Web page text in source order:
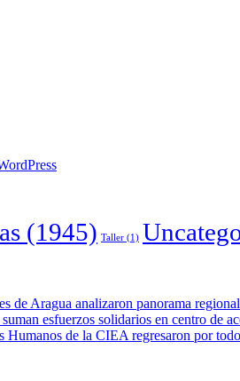
(1945) Taller (1)
de Aragua analizaron panorama
esfuerzos solidarios en centro de
Humanos de la CIEA regresaron por